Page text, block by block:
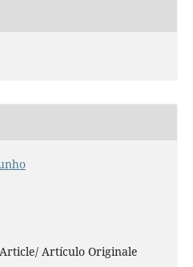
Artículo Originale